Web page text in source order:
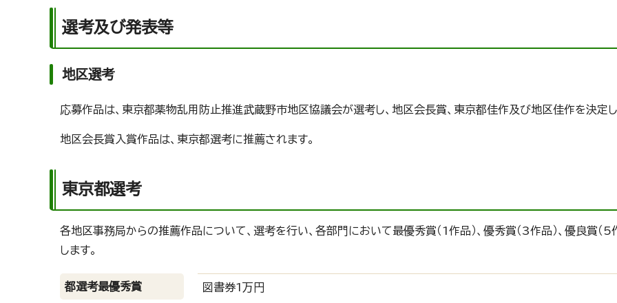
選考及び発表等
地区選考
応募作品は、東京都薬物乱用防止推進武蔵野市地区協議会が選考し、地区会長賞、東京都佳作及び地区佳作を決定し
地区会長賞入賞作品は、東京都選考に推薦されます。
東京都選考
各地区事務局からの推薦作品について、選考を行い、各部門において最優秀賞（1作品）、優秀賞（3作品）、優良賞（5
します。
都選考最優秀賞 図書券1万円